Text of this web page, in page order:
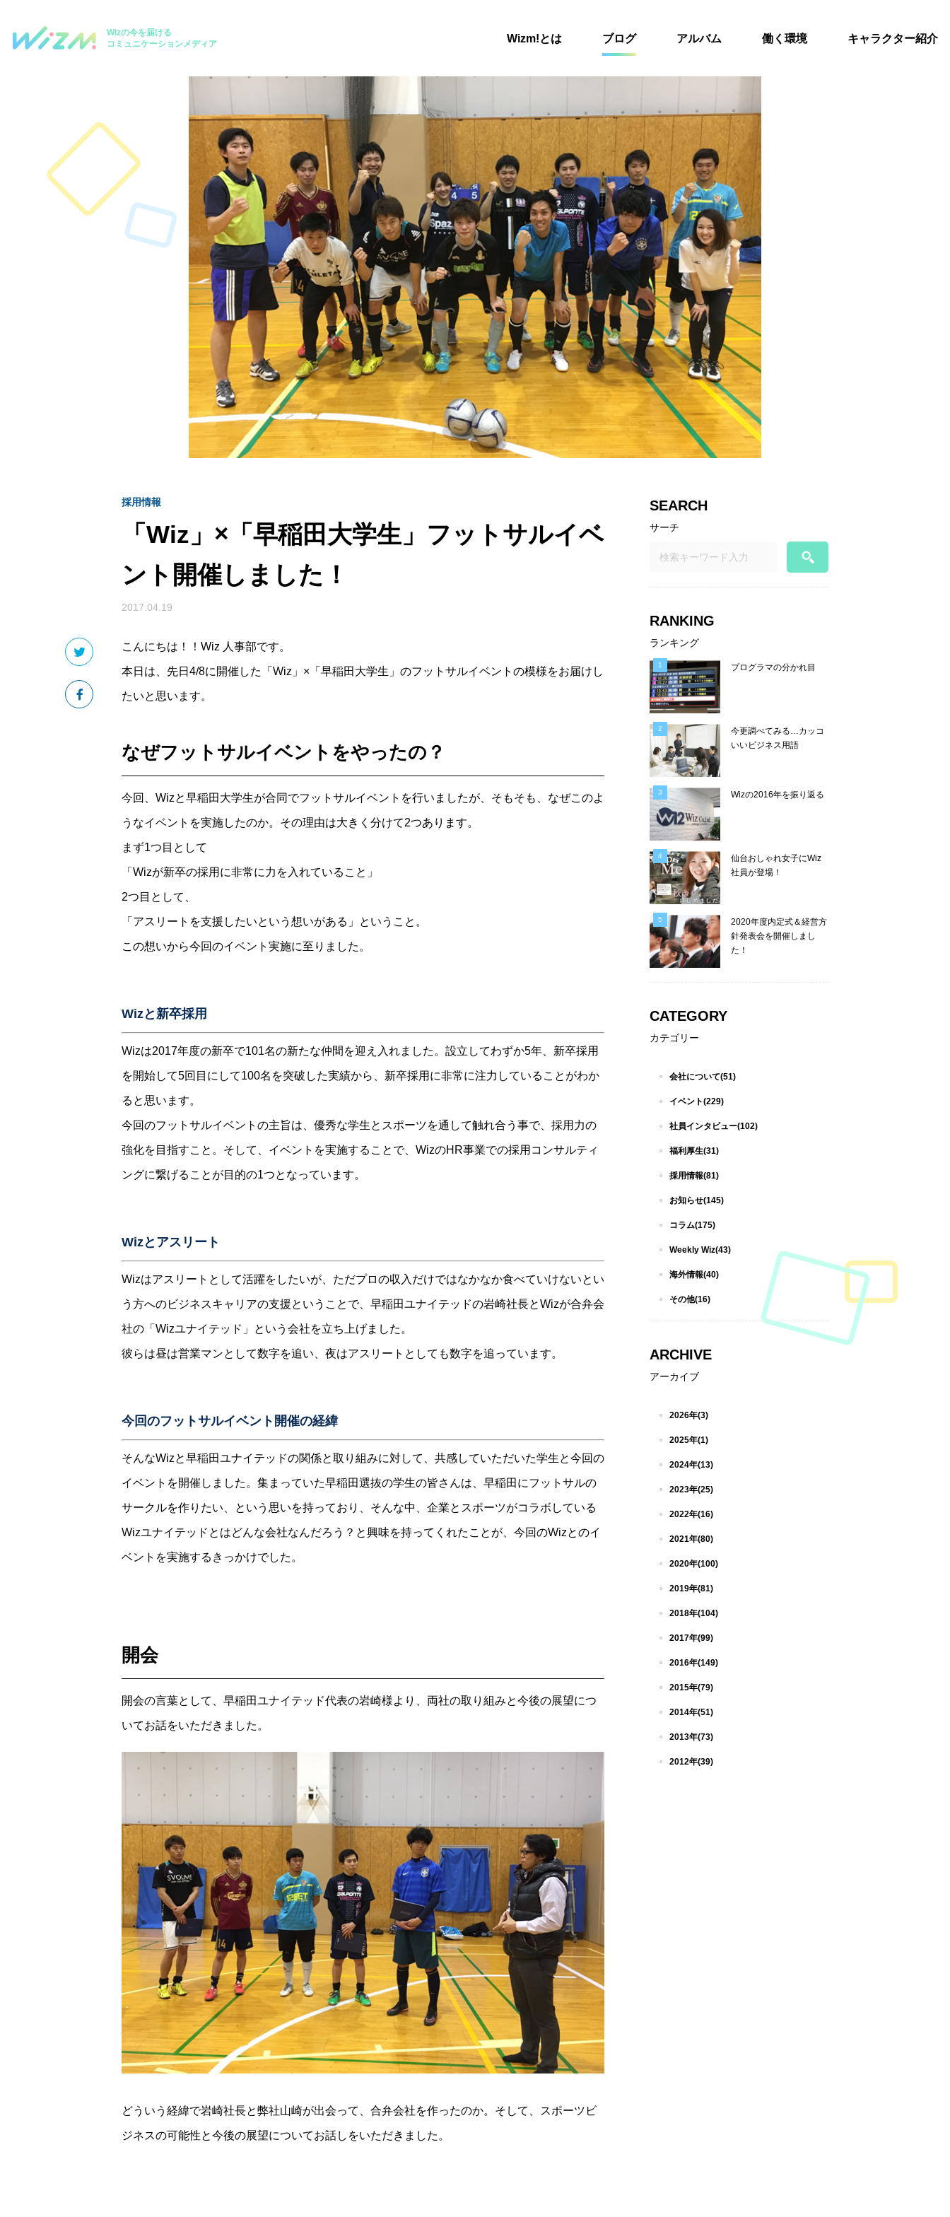
Wizの今を届ける
コミュニケーションメディア
Wizm!とは ブログ アルバム 働く環境 キャラクター紹介
採用情報
「Wiz」×「早稲田大学生」フットサルイベ
ント開催しました！
2017.04.19
こんにちは！！Wiz 人事部です。
本日は、先日4/8に開催した「Wiz」×「早稲田大学生」のフットサルイベントの模様をお届けし
たいと思います。
なぜフットサルイベントをやったの？
今回、Wizと早稲田大学生が合同でフットサルイベントを行いましたが、そもそも、なぜこのよ
うなイベントを実施したのか。その理由は大きく分けて2つあります。
まず1つ目として
「Wizが新卒の採用に非常に力を入れていること」
2つ目として、
「アスリートを支援したいという想いがある」ということ。
この想いから今回のイベント実施に至りました。
Wizと新卒採用
Wizは2017年度の新卒で101名の新たな仲間を迎え入れました。設立してわずか5年、新卒採用
を開始して5回目にして100名を突破した実績から、新卒採用に非常に注力していることがわか
ると思います。
今回のフットサルイベントの主旨は、優秀な学生とスポーツを通して触れ合う事で、採用力の
強化を目指すこと。そして、イベントを実施することで、WizのHR事業での採用コンサルティ
ングに繋げることが目的の1つとなっています。
Wizとアスリート
Wizはアスリートとして活躍をしたいが、ただプロの収入だけではなかなか食べていけないとい
う方へのビジネスキャリアの支援ということで、早稲田ユナイテッドの岩崎社長とWizが合弁会
社の「Wizユナイテッド」という会社を立ち上げました。
彼らは昼は営業マンとして数字を追い、夜はアスリートとしても数字を追っています。
今回のフットサルイベント開催の経緯
そんなWizと早稲田ユナイテッドの関係と取り組みに対して、共感していただいた学生と今回の
イベントを開催しました。集まっていた早稲田選抜の学生の皆さんは、早稲田にフットサルの
サークルを作りたい、という思いを持っており、そんな中、企業とスポーツがコラボしている
Wizユナイテッドとはどんな会社なんだろう？と興味を持ってくれたことが、今回のWizとのイ
ベントを実施するきっかけでした。
開会
開会の言葉として、早稲田ユナイテッド代表の岩崎様より、両社の取り組みと今後の展望につ
いてお話をいただきました。
どういう経緯で岩崎社長と弊社山崎が出会って、合弁会社を作ったのか。そして、スポーツビ
ジネスの可能性と今後の展望についてお話しをいただきました。
SEARCH
サーチ
RANKING
ランキング
プログラマの分かれ目
今更調べてみる…カッコ
いいビジネス用語
Wizの2016年を振り返る
仙台おしゃれ女子にWiz
社員が登場！
2020年度内定式＆経営方
針発表会を開催しまし
た！
CATEGORY
カテゴリー
会社について(51)
イベント(229)
社員インタビュー(102)
福利厚生(31)
採用情報(81)
お知らせ(145)
コラム(175)
Weekly Wiz(43)
海外情報(40)
その他(16)
ARCHIVE
アーカイブ
2026年(3)
2025年(1)
2024年(13)
2023年(25)
2022年(16)
2021年(80)
2020年(100)
2019年(81)
2018年(104)
2017年(99)
2016年(149)
2015年(79)
2014年(51)
2013年(73)
2012年(39)